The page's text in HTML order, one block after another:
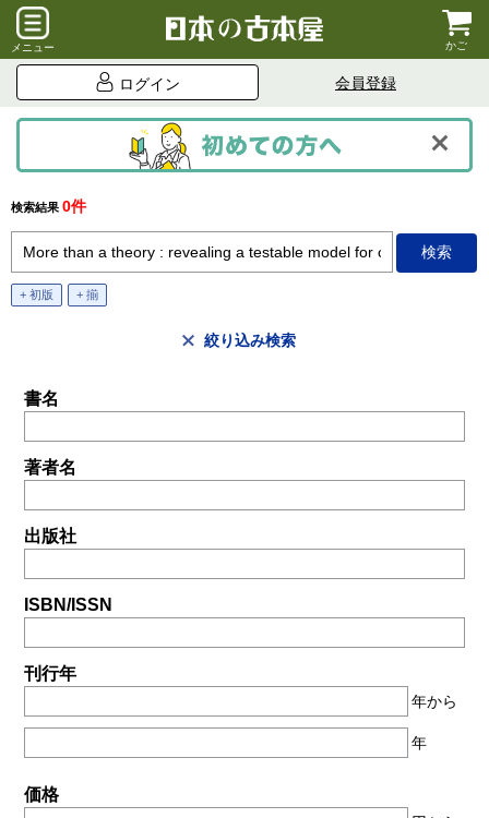
メニュー かご
ログイン 会員登録
検索結果 0件
+ 初版 + 揃
絞り込み検索
書名
著者名
出版社
ISBN/ISSN
刊行年
年から
年
価格